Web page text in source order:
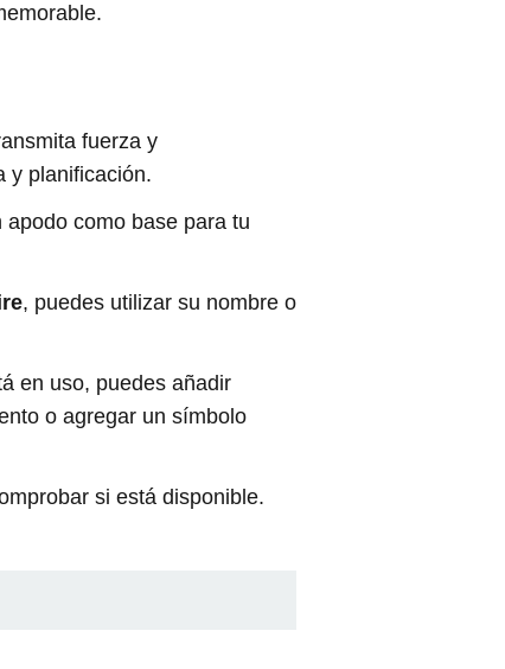
fuerza y
y planificación.
como base para tu
, puedes utilizar su nombre o
en uso, puedes añadir
o agregar un símbolo
si está disponible.